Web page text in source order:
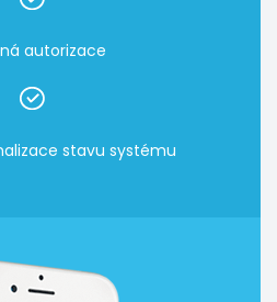
autorizace
stavu systému